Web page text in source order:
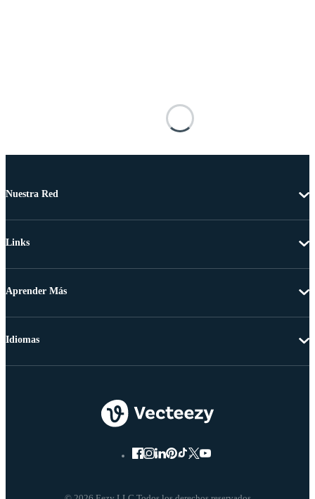
Nuestra Red
Links
Aprender Más
Idiomas